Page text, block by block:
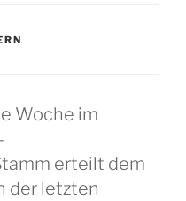
Woche im
erteilt dem
der letzten